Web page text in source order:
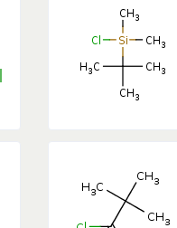
北京市